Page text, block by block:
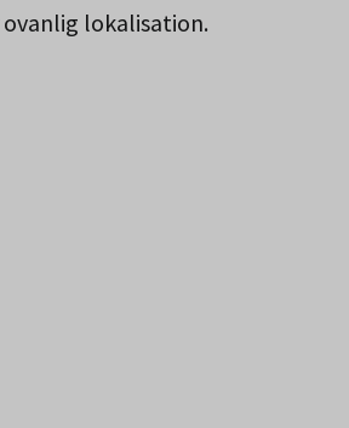
lokalisation.